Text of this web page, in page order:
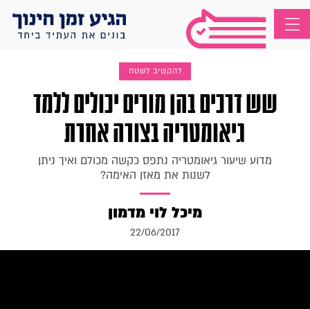
להקשיב לשטח
שש דרכים בהן מורים יכולים ללמד
גיאומטריה בצורה אחרת
מדוע שיעור גיאומטריה נתפס כקשה מכולם ואיך ניתן
לשנות את מאזן האימה?
מיכל לוי מדמון
22/06/2017